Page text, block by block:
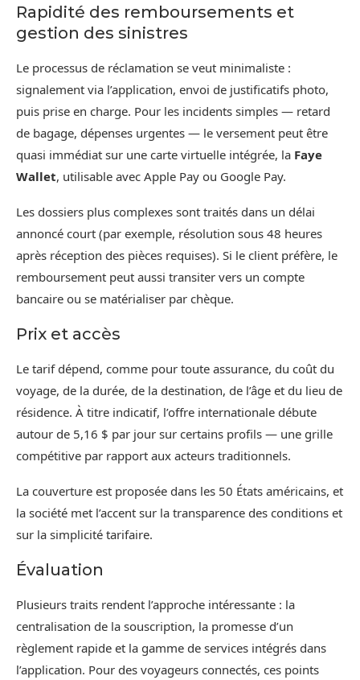
Rapidité des remboursements et
gestion des sinistres
Le processus de réclamation se veut minimaliste :
signalement via l’application, envoi de justificatifs photo,
puis prise en charge. Pour les incidents simples — retard
de bagage, dépenses urgentes — le versement peut être
quasi immédiat sur une carte virtuelle intégrée, la Faye
Wallet, utilisable avec Apple Pay ou Google Pay.
Les dossiers plus complexes sont traités dans un délai
annoncé court (par exemple, résolution sous 48 heures
après réception des pièces requises). Si le client préfère, le
remboursement peut aussi transiter vers un compte
bancaire ou se matérialiser par chèque.
Prix et accès
Le tarif dépend, comme pour toute assurance, du coût du
voyage, de la durée, de la destination, de l’âge et du lieu de
résidence. À titre indicatif, l’offre internationale débute
autour de 5,16 $ par jour sur certains profils — une grille
compétitive par rapport aux acteurs traditionnels.
La couverture est proposée dans les 50 États américains, et
la société met l’accent sur la transparence des conditions et
sur la simplicité tarifaire.
Évaluation
Plusieurs traits rendent l’approche intéressante : la
centralisation de la souscription, la promesse d’un
règlement rapide et la gamme de services intégrés dans
l’application. Pour des voyageurs connectés, ces points